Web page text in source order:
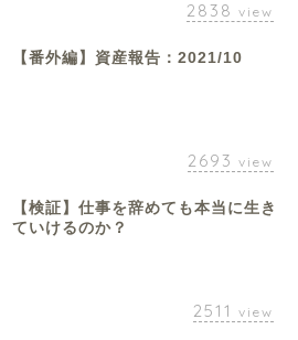
2838 view
【番外編】資産報告：2021/10
2693 view
【検証】仕事を辞めても本当に生き
ていけるのか？
2511 view